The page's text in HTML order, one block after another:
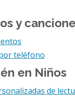
y
teléfono
en Niños
de